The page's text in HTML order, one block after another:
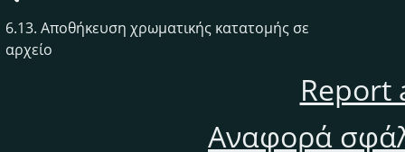
6.13. Αποθήκευση χρωματικής κατατομής σε
αρχείο
Report
Αναφορά